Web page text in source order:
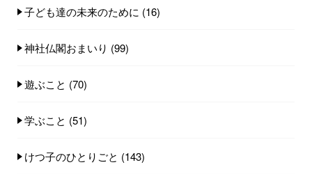
子ども達の未来のために (16)
神社仏閣おまいり (99)
遊ぶこと (70)
学ぶこと (51)
けつ子のひとりごと (143)